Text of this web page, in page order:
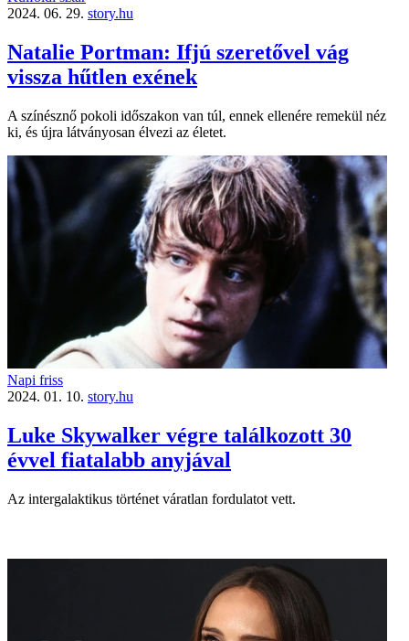
2024. 06. 29. story.hu
Natalie Portman: Ifjú szeretővel vág
vissza hűtlen exének
A színésznő pokoli időszakon van túl, ennek ellenére remekül néz
ki, és újra látványosan élvezi az életet.
Napi friss
2024. 01. 10. story.hu
Luke Skywalker végre találkozott 30
évvel fiatalabb anyjával
Az intergalaktikus történet váratlan fordulatot vett.